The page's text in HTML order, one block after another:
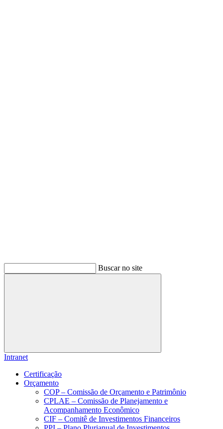
Buscar no site
Buscar
Intranet
Certificação
Orçamento
COP – Comissão de Orçamento e Patrimônio
CPLAE – Comissão de Planejamento e
Acompanhamento Econômico
CIF – Comitê de Investimentos Financeiros